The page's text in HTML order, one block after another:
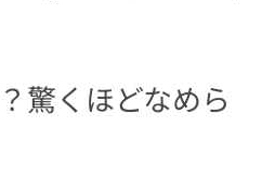
驚くほどなめら